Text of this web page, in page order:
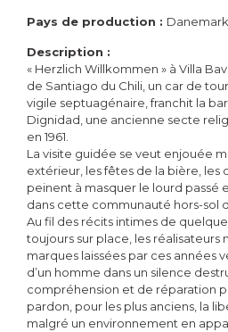
Pays de production :
Description :
« Herzlich Willkommen » à Villa
de Santiago du Chili, un car de
vigile septuagénaire, franchit la
Dignidad, une ancienne secte
en 1961.
La visite guidée se veut enjouée
extérieur, les fêtes de la bière, les
peinent à masquer le lourd passé
dans cette communauté hors-sol
Au fil des récits intimes de
toujours sur place, les réalisateurs
marques laissées par ces années
d’un homme dans un silence
compréhension et de réparation
pardon, pour les plus anciens, la
malgré un environnement en